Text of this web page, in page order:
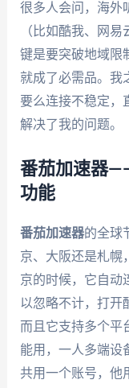
很多人会问，海外
（比如酷我、网
键是要突破地域限
就成了必需品。我
要么连接不稳定，
解决了我的问题。
番茄加速器
功能
番茄加速器的全球
京、大阪还是札幌
京的时候，它自动
以忽略不计，打开
而且它支持多个平
能用，一人多端
共用一个账号，他